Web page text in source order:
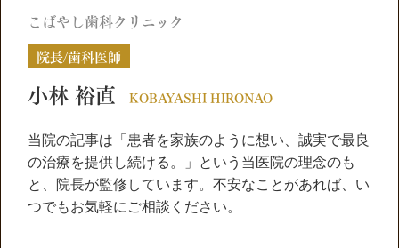
こばやし歯科クリニック
院長/歯科医師
小林 裕直 KOBAYASHI HIRONAO
当院の記事は「患者を家族のように想い、誠実で最良
の治療を提供し続ける。」という当医院の理念のも
と、院長が監修しています。不安なことがあれば、い
つでもお気軽にご相談ください。